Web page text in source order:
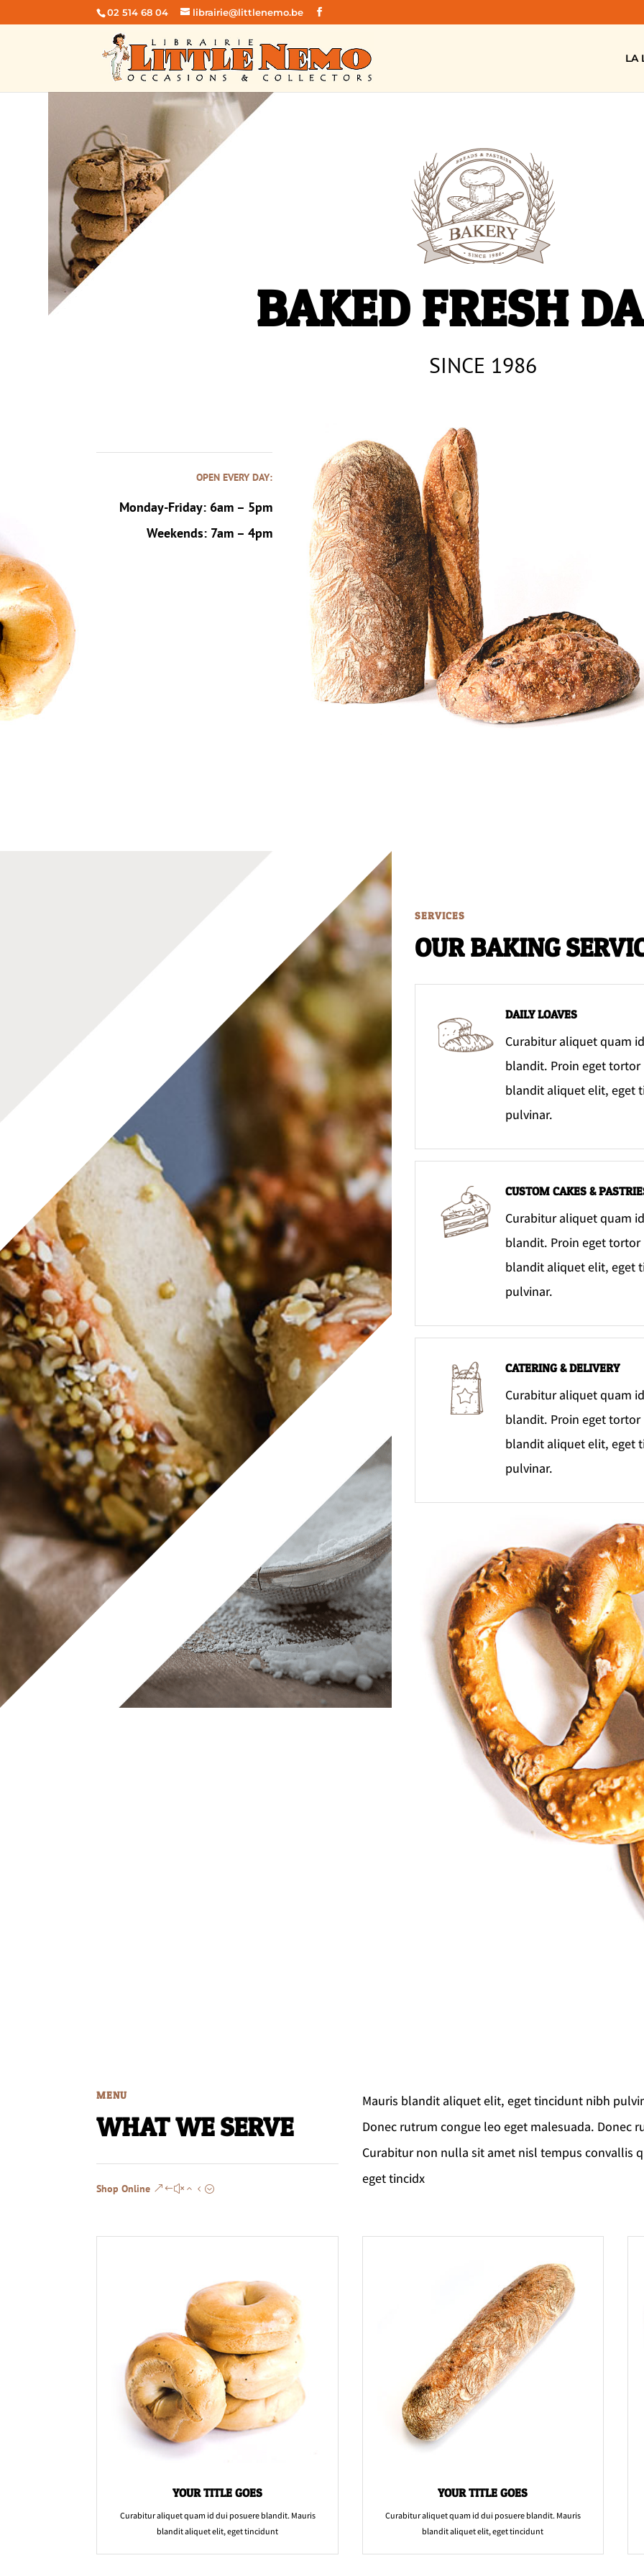
02 514 68 04 librairie@littlenemo.be
LA
BAKED FRESH
SINCE 1986
OPEN EVERY DAY:
Monday-Friday: 6am – 5pm
Weekends: 7am – 4pm
SERVICES
OUR BAKING
DAILY LOAVES
Curabitur aliquet quam
blandit. Proin eget tortor
blandit aliquet elit, eget
pulvinar.
CUSTOM CAKES &
Curabitur aliquet quam
blandit. Proin eget tortor
blandit aliquet elit, eget
pulvinar.
CATERING & DELIVERY
Curabitur aliquet quam
blandit. Proin eget tortor
blandit aliquet elit, eget
pulvinar.
MENU
WHAT WE SERVE
Shop Online
Mauris blandit aliquet elit, eget tincidunt nibh
Donec rutrum congue leo eget malesuada. Donec
Curabitur non nulla sit amet nisl tempus convallis
eget tincidx
YOUR TITLE GOES
Curabitur aliquet quam id dui posuere blandit. Mauris
blandit aliquet elit, eget tincidunt
YOUR TITLE GOES
Curabitur aliquet quam id dui posuere blandit. Mauris
blandit aliquet elit, eget tincidunt